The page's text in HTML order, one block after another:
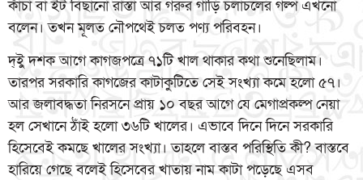
কাঁচা বা ইট বিছানো রাস্তা আর গরুর গাড়ি চলাচলের গল্প এখনো
বলেন। তখন মূলত নৌপথেই চলত পণ্য পরিবহন।
দ্ইু দশক আগে কাগজপত্রে ৭১টি খাল থাকার কথা শুনেছিলাম।
তারপর সরকারি কাগজের কাটাকুটিতে সেই সংখ্যা কমে হলো ৫৭।
আর জলাবদ্ধতা নিরসনে প্রায় ১০ বছর আগে যে মেগাপ্রকল্প নেয়া
হল সেখানে ঠাঁই হলো ৩৬টি খালের। এভাবে দিনে দিনে সরকারি
হিসেবেই কমছে খালের সংখ্যা। তাহলে বাস্তব পরিস্থিতি কী? বাস্তবে
হারিয়ে গেছে বলেই হিসেবের খাতায় নাম কাটা পড়েছে এসব